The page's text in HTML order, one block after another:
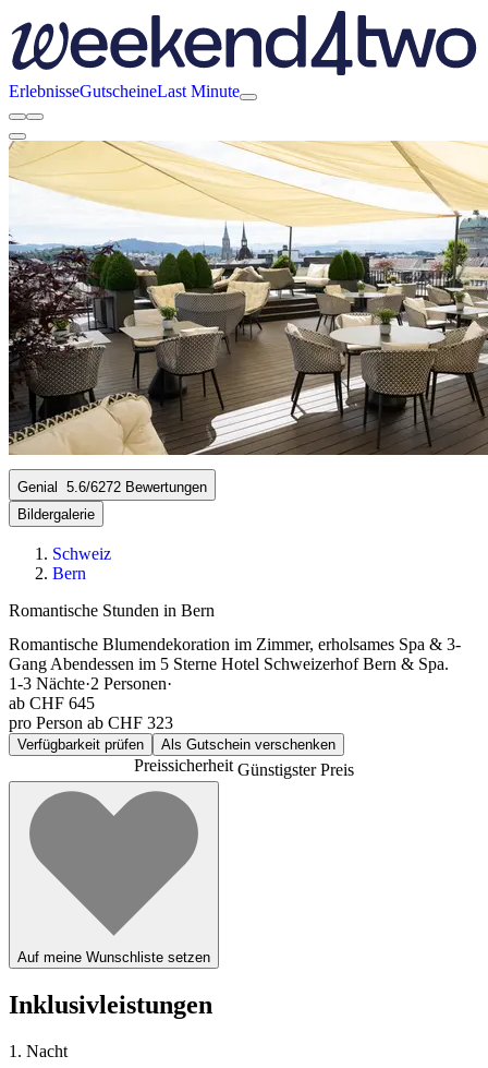
ErlebnisseGutscheineLast Minute
Genial 5.6/6272 Bewertungen
Bildergalerie
Schweiz
Bern
Romantische Stunden in Bern
Romantische Blumendekoration im Zimmer, erholsames Spa & 3-
Gang Abendessen im 5 Sterne Hotel Schweizerhof Bern & Spa.
1-3 Nächte·2 Personen·
ab CHF 645
pro Person ab CHF 323
Verfügbarkeit prüfen Als Gutschein verschenken
PreissicherheitGünstigster Preis
Auf meine Wunschliste setzen
Inklusivleistungen
1. Nacht